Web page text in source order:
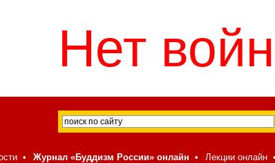
• Журнал «Буддизм России» онлайн • Лекции онлайн •
Нет